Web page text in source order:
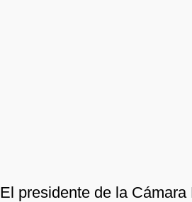
El presidente de la